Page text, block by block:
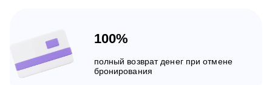
100%
полный возврат денег при отмене
бронирования